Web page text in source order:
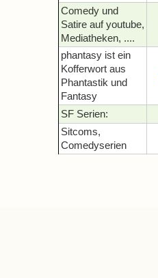
Comedy und
Satire auf youtube,
Mediatheken, ....
phantasy ist ein
Kofferwort aus
Phantastik und
Fantasy
SF Serien:
Sitcoms,
Comedyserien